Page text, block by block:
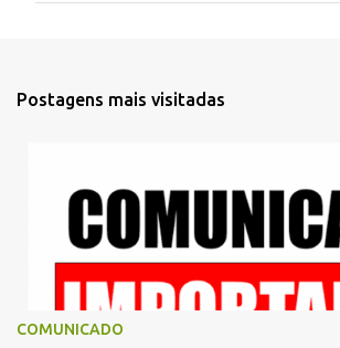
Postagens mais visitadas
COMUNICADO